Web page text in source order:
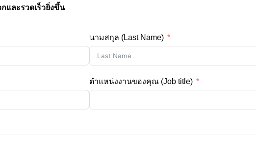
และรวดเร็วยิ่งขึ้น
นามสกุล (Last Name)
ตำแหน่งงานของคุณ (Job title)